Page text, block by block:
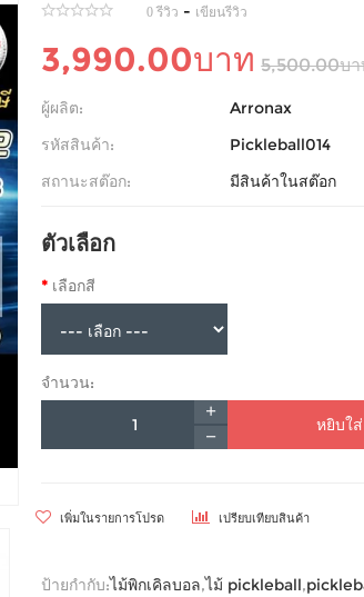
0 รีวิว - เขียนรีวิว
3,990.00บาท 5,500.00บ
ผู้ผลิต:
Arronax
รหัสสินค้า:
Pickleball014
สถานะสต๊อก:
มีสินค้าในสต๊อก
ตัวเลือก
เลือกสี
จำนวน:
หยิบใ
เพิ่มในรายการโปรด เปรียบเทียบสินค้า
ป้ายกำกับ:ไม้พิกเคิลบอล,ไม้ pickleball,